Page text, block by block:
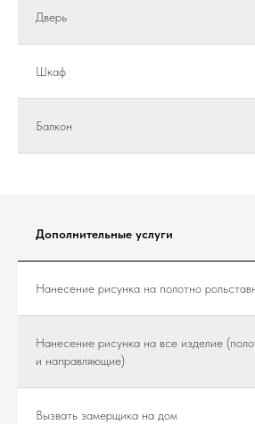
Дверь
Шкаф
Балкон
Дополнительные услуги
Нанесение рисунка на полотно
Нанесение рисунка на все изделие
и направляющие)
Вызвать замерщика на дом